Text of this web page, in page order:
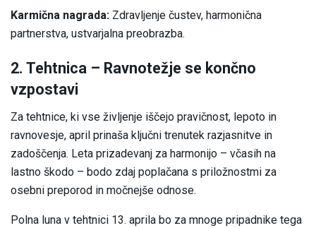
Karmična nagrada: Zdravljenje čustev, harmonična
partnerstva, ustvarjalna preobrazba.
2. Tehtnica – Ravnotežje se končno
vzpostavi
Za tehtnice, ki vse življenje iščejo pravičnost, lepoto in
ravnovesje, april prinaša ključni trenutek razjasnitve in
zadoščenja. Leta prizadevanj za harmonijo – včasih na
lastno škodo – bodo zdaj poplačana s priložnostmi za
osebni preporod in močnejše odnose.
Polna luna v tehtnici 13. aprila bo za mnoge pripadnike tega